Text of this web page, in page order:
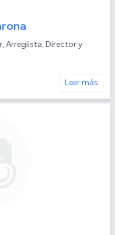
Arreglista, Director y
Leer más